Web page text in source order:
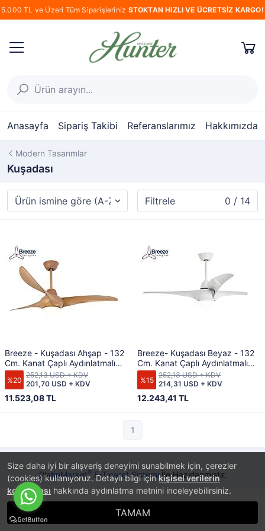
5.000 TL ve Üzeri Tüm Siparişleriniz STOKTAN HIZLI VE ÜCRETSİZ KARGO!
Anasayfa Sipariş Takibi Referanslarımız Hakkımızda
Size daha iyi bir alışveriş deneyimi sunabilmek için, çerezler
(cookies) kullanıyoruz. Detaylı bilgi içinkişisel verilerin
korunması hakkında aydınlatma metnini inceleyebilirsiniz.
TAMAM
Modern Tasarımlar
Kuşadası
Filtrele 0 / 14
Breeze - Kuşadası Ahşap - 132
Cm. Kanat Çaplı Aydınlatmalı
Tavan Vantilatörü
%20
11.523,08 TL
201,70 USD + KDV
252,13 USD + KDV
Breeze- Kuşadası Beyaz - 132
Cm. Kanat Çaplı Aydınlatmalı
Tavan Vantilatörü
%15
12.243,41 TL
214,31 USD + KDV
252,13 USD + KDV
1
PlatinMarket® E-Ticaret Sistemiİle Hazırlanmıştır.